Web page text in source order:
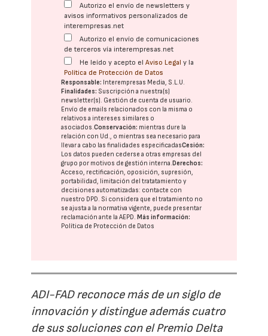
Autorizo el envío de newsletters y
avisos informativos personalizados de
interempresas.net
Autorizo el envío de comunicaciones
de terceros vía interempresas.net
He leído y acepto elAviso Legal y la
Política de Protección de Datos
Responsable: Interempresas Media, S.L.U.
Finalidades: Suscripción a nuestra(s)
newsletter(s). Gestión de cuenta de usuario.
Envío de emails relacionados con la misma o
relativos a intereses similares o
asociados.Conservación: mientras dure la
relación con Ud., o mientras sea necesario para
llevar a cabo las finalidades especificadasCesión:
Los datos pueden cederse a otras empresas del
grupo por motivos de gestión interna.Derechos:
Acceso, rectificación, oposición, supresión,
portabilidad, limitación del tratatamiento y
decisiones automatizadas: contacte con
nuestro DPD. Si considera que el tratamiento no
se ajusta a la normativa vigente, puede presentar
reclamación ante laAEPD.Más información:
Política de Protección de Datos
ADI-FAD reconoce más de un siglo de
innovación y distingue además cuatro
de sus soluciones con el Premio Delta